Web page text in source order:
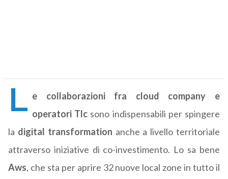
L e collaborazioni fra cloud company e
operatori Tlc sono indispensabili per spingere
la digital transformation anche a livello territoriale
attraverso iniziative di co-investimento. Lo sa bene
Aws, che sta per aprire 32 nuove local zone in tutto il